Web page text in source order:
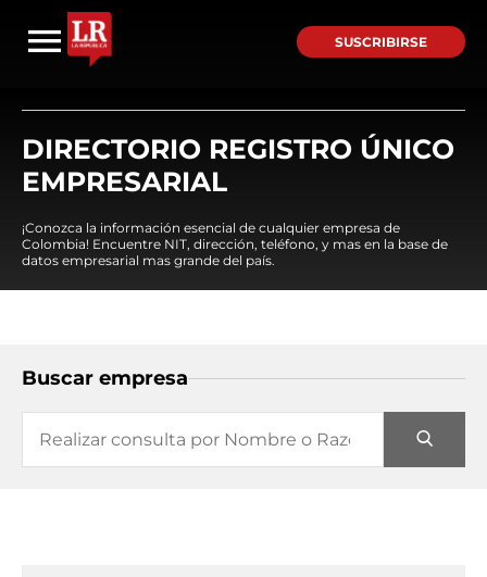
SUSCRIBIRSE
DIRECTORIO REGISTRO ÚNICO
EMPRESARIAL
¡Conozca la información esencial de cualquier empresa de
Colombia! Encuentre NIT, dirección, teléfono, y mas en la base de
datos empresarial mas grande del país.
Buscar empresa